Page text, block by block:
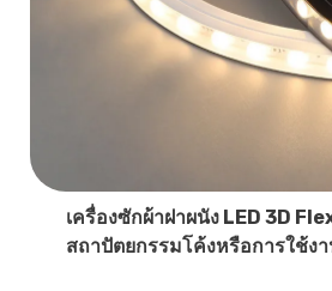
เครื่องซักผ้าฝาผนัง LED 3D
สถาปัตยกรรมโค้งหรือการใช้ง